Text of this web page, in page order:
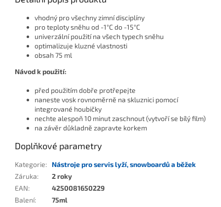
vhodný pro všechny zimní disciplíny
pro teploty sněhu od -1°C do -15°C
univerzální použití na všech typech sněhu
optimalizuje kluzné vlastnosti
obsah 75 ml
Návod k použití:
před použitím dobře protřepejte
naneste vosk rovnoměrně na skluznici pomocí
integrované houbičky
nechte alespoň 10 minut zaschnout (vytvoří se bílý film)
na závěr důkladně zapravte korkem
Doplňkové parametry
Kategorie:
Nástroje pro servis lyží, snowboardů a běžek
Záruka:
2 roky
EAN:
4250081650229
Balení:
75ml